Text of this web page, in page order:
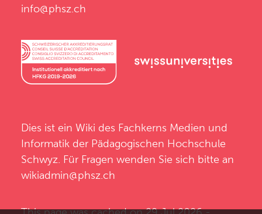
info@phsz.ch
Dies ist ein Wiki des Fachkerns Medien und
Informatik der Pädagogischen Hochschule
Schwyz. Für Fragen wenden Sie sich bitte an
wikiadmin@phsz.ch